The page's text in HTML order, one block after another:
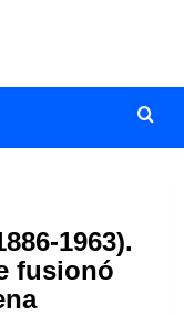
1963).
fusionó